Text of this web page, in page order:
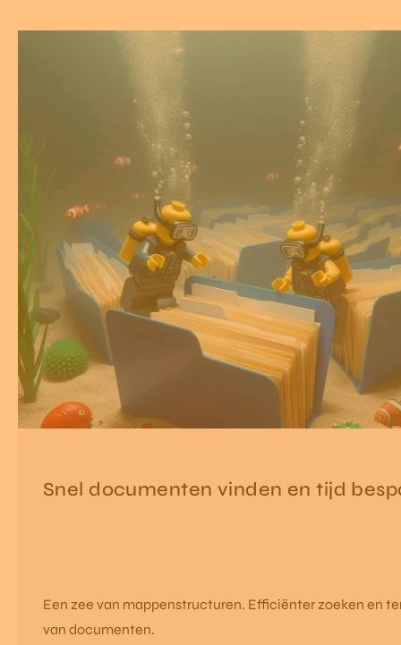
Snel documenten vinden en tijd
Een zee van mappenstructuren. Efficiënter zoeken en
van documenten.